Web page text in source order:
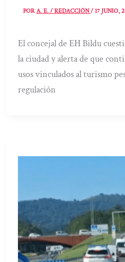
PORA. E. / REDACCIÓN/17 JUNIO,
El concejal de EH Bildu
la ciudad y alerta de que
usos vinculados al turismo
regulación